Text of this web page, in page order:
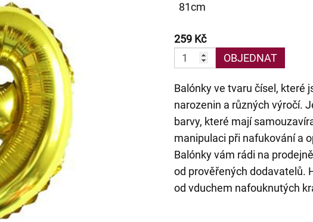
81cm
259 Kč
OBJEDNAT
Balónky ve tvaru čísel, které
narozenin a různých výročí.
barvy, které mají
manipulaci při nafukování a
Balónky vám rádi na
od prověřených dodavatelů.
od vduchem nafouknutých